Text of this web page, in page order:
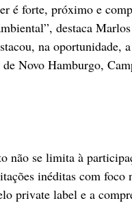
é forte, próximo e
destaca
na
Novo Hamburgo,
não se limita à
inéditas com
private label e a